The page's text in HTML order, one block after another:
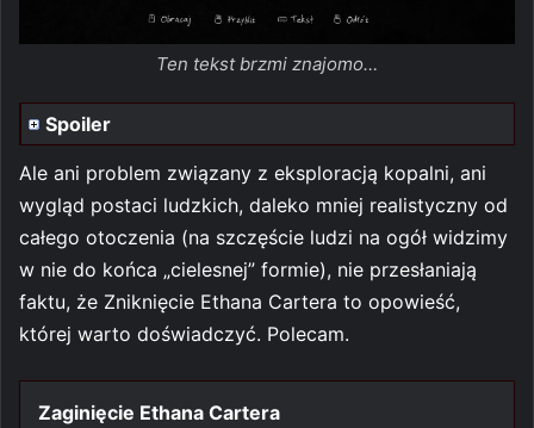
Ten tekst brzmi znajomo…
Spoiler
Ale ani problem związany z eksploracją kopalni, ani
wygląd postaci ludzkich, daleko mniej realistyczny od
całego otoczenia (na szczęście ludzi na ogół widzimy
w nie do końca „cielesnej” formie), nie przesłaniają
faktu, że Zniknięcie Ethana Cartera to opowieść,
której warto doświadczyć. Polecam.
Zaginięcie Ethana Cartera